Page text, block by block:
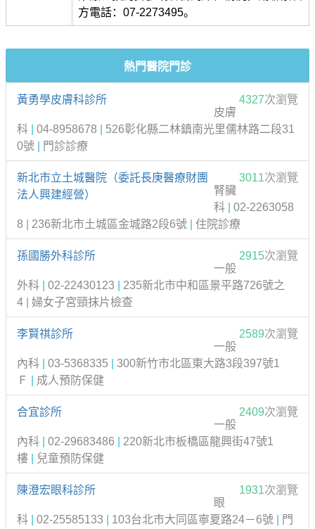
方電話：07-2273495。
熱門醫院門診
黃勇學皮膚科診所 4327次瀏覽
皮膚
科
04-8958678
526彰化縣二林鎮南光里儒林路二段31
0號
門診診療
新北市立土城醫院（委託長庚醫療財團
法人興建經營）
3011次瀏覽
腎臟
科
02-2263058
8
236新北市土城區金城路2段6號 住院診療
孫國勝外科診所 2915次瀏覽
一般
外科
02-22430123
235新北市中和區景平路726號之
4
婦女子宮頸抹片檢查
李賢祺診所 2589次瀏覽
一般
內科
03-5368335
300新竹市北區東大路3段397號1
Ｆ
成人預防保健
合宜診所 2409次瀏覽
一般
內科
02-29683486
220新北市板橋區龍興街47號1
樓
兒童預防保健
陳澄宏眼科診所 1931次瀏覽
眼
科
02-25585133 103台北市大同區寧夏路24－6號
門